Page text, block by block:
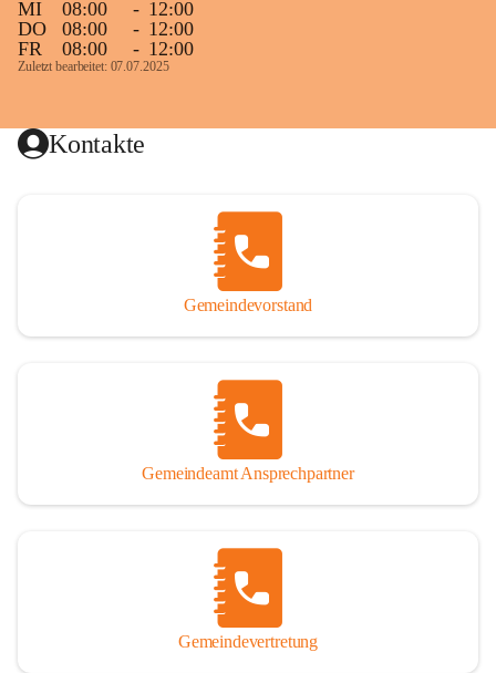
MI
08:00 - 12:00
DO
08:00 - 12:00
FR
08:00 - 12:00
Zuletzt bearbeitet: 07.07.2025
Kontakte
Gemeindevorstand
Gemeindeamt Ansprechpartner
Gemeindevertretung